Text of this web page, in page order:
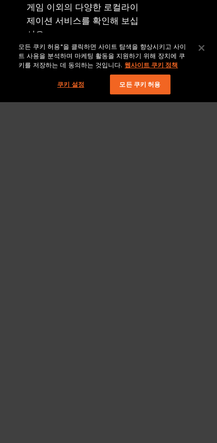
게임 이외의 다양한 로컬라이
제이션 서비스를 확인해 보십
시오.
라이온브리지 홈페이지
모든 쿠키 허용"을 클릭하면 사이트 탐색을 향상시키고 사이
트 사용을 분석하며 마케팅 활동을 지원하기 위해 장치에 쿠
키를 저장하는 데 동의하는 것입니다. 웹사이트 쿠키 정책
쿠키 설정 모든 쿠키 허용